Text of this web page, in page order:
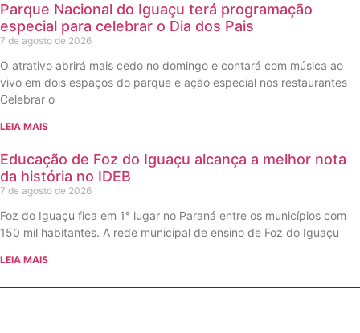
Parque Nacional do Iguaçu terá programação
especial para celebrar o Dia dos Pais
7 de agosto de 2026
O atrativo abrirá mais cedo no domingo e contará com música ao
vivo em dois espaços do parque e ação especial nos restaurantes
Celebrar o
LEIA MAIS
Educação de Foz do Iguaçu alcança a melhor nota
da história no IDEB
7 de agosto de 2026
Foz do Iguaçu fica em 1° lugar no Paraná entre os municípios com
150 mil habitantes. A rede municipal de ensino de Foz do Iguaçu
LEIA MAIS